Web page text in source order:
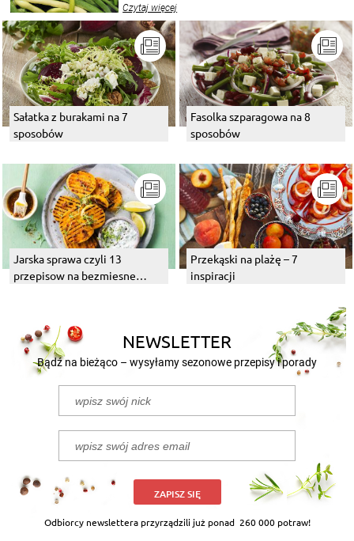
nasze propozycje!
Czytaj więcej
Sałatka z burakami na 7
sposobów
Fasolka szparagowa na 8
sposobów
Jarska sprawa czyli 13
przepisow na bezmiesne
Przekąski na plażę – 7
inspiracji
NEWSLETTER
Bądź na bieżąco – wysyłamy sezonowe przepisy i porady
ZAPISZ SIĘ
Odbiorcy newslettera przyrządzili już ponad 260 000 potraw!